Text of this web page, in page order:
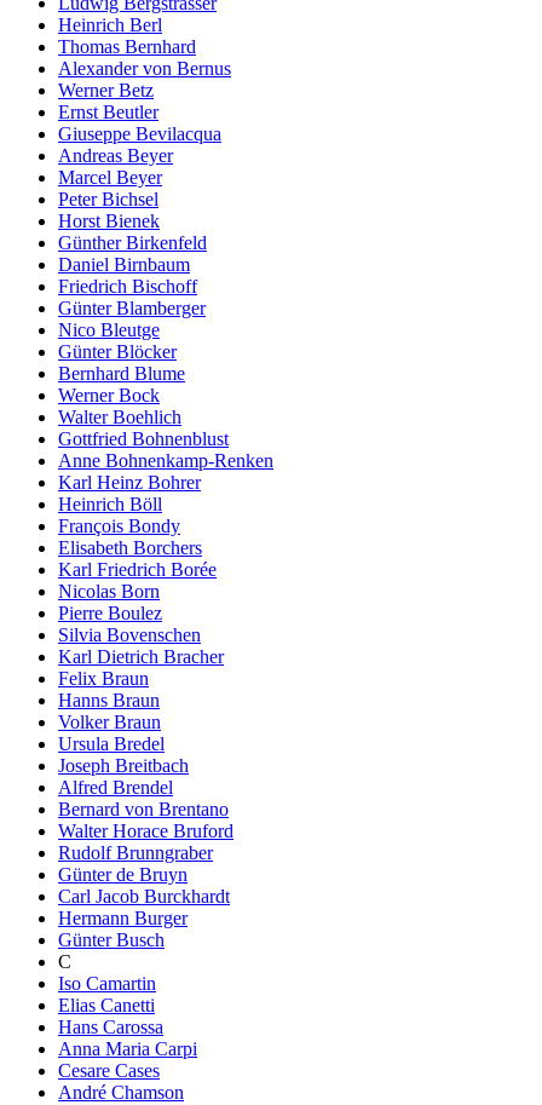
Heinrich Berl
Thomas Bernhard
Alexander von Bernus
Werner Betz
Ernst Beutler
Giuseppe Bevilacqua
Andreas Beyer
Marcel Beyer
Peter Bichsel
Horst Bienek
Günther Birkenfeld
Daniel Birnbaum
Friedrich Bischoff
Günter Blamberger
Nico Bleutge
Günter Blöcker
Bernhard Blume
Werner Bock
Walter Boehlich
Gottfried Bohnenblust
Anne Bohnenkamp-Renken
Karl Heinz Bohrer
Heinrich Böll
François Bondy
Elisabeth Borchers
Karl Friedrich Borée
Nicolas Born
Pierre Boulez
Silvia Bovenschen
Karl Dietrich Bracher
Felix Braun
Hanns Braun
Volker Braun
Ursula Bredel
Joseph Breitbach
Alfred Brendel
Bernard von Brentano
Walter Horace Bruford
Rudolf Brunngraber
Günter de Bruyn
Carl Jacob Burckhardt
Hermann Burger
Günter Busch
C
Iso Camartin
Elias Canetti
Hans Carossa
Anna Maria Carpi
Cesare Cases
André Chamson